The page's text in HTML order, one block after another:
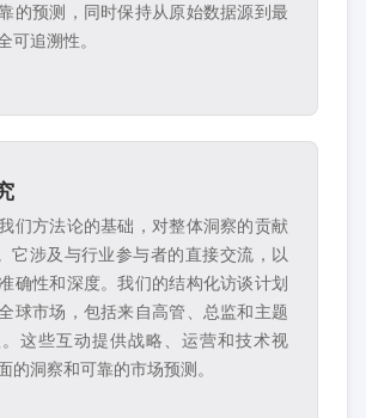
的预测，同时保持从原始数据源到最
可追溯性。
们方法论的基础，对整体洞察的贡献
它涉及与行业参与者的直接交流，以
确性和深度。我们的结构化访谈计划
球市场，包括来自高管、总监和主题
这些互动提供战略、运营和技术视
的洞察和可靠的市场预测。